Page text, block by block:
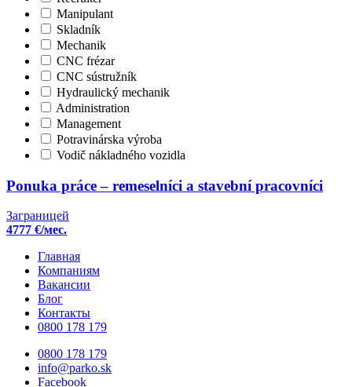
Manipulant
Skladník
Mechanik
CNC frézar
CNC sústružník
Hydraulický mechanik
Administration
Management
Potravinárska výroba
Vodič nákladného vozidla
Ponuka práce – remeselníci a stavební pracovníci
Заграницей
4777 €/мес.
Главная
Компаниям
Вакансии
Блог
Контакты
0800 178 179
0800 178 179
info@parko.sk
Facebook